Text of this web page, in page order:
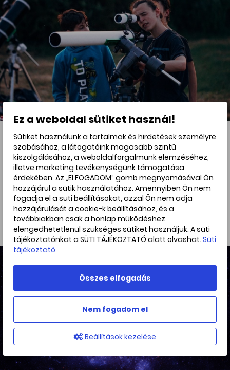
Ifjúsági Csillagásztábor 2025
Az Ifjúsági Csillagásztáborban fejest ugrunk a
szebbnél szebb Hold, bolygó, csillaghalmaz,
gázköd és galaxis észlelésekbe!
Egy hét intenzív távcsövezés a sziporkázó csillagok,
és a Tejút alatt...
Ez a weboldal sütiket használ!
Sütiket használunk a tartalmak és hirdetések személyre
szabásához, a látogatóink magasabb szintű
kiszolgálásához, a weboldalforgalmunk elemzéséhez,
illetve marketing tevékenységünk támogatása
érdekében. Az „ELFOGADOM” gomb megnyomásával Ön
hozzájárul a sütik használatához. Amennyiben Ön nem
fogadja el a süti beállításokat, azzal Ön nem adja
hozzájárulását a cookie-k beállításához, és a
továbbiakban csak a honlap működéshez
elengedhetetlenül szükséges sütiket használjuk. A süti
tájékoztatónkat a SÜTI TÁJÉKOZTATÓ alatt olvashat. Süti
tájékoztató
Összes elfogadás
Nem fogadom el
Beállítások kezelése